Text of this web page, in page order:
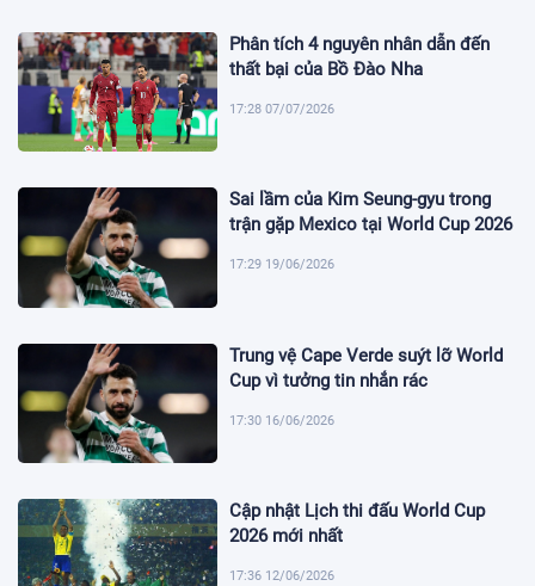
Phân tích 4 nguyên nhân dẫn đến
thất bại của Bồ Đào Nha
17:28 07/07/2026
Sai lầm của Kim Seung-gyu trong
trận gặp Mexico tại World Cup 2026
17:29 19/06/2026
Trung vệ Cape Verde suýt lỡ World
Cup vì tưởng tin nhắn rác
17:30 16/06/2026
Cập nhật Lịch thi đấu World Cup
2026 mới nhất
17:36 12/06/2026